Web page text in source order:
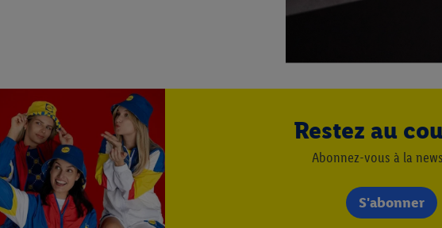
Restez au
Abonnez-vous à la
S'abonner
informations sur la durée de conservation des données et votre droit de révoquer votre